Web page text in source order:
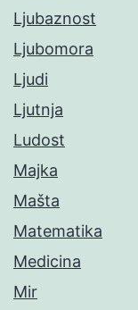
Ljubaznost
Ljubomora
Ljudi
Ljutnja
Ludost
Majka
Mašta
Matematika
Medicina
Mir